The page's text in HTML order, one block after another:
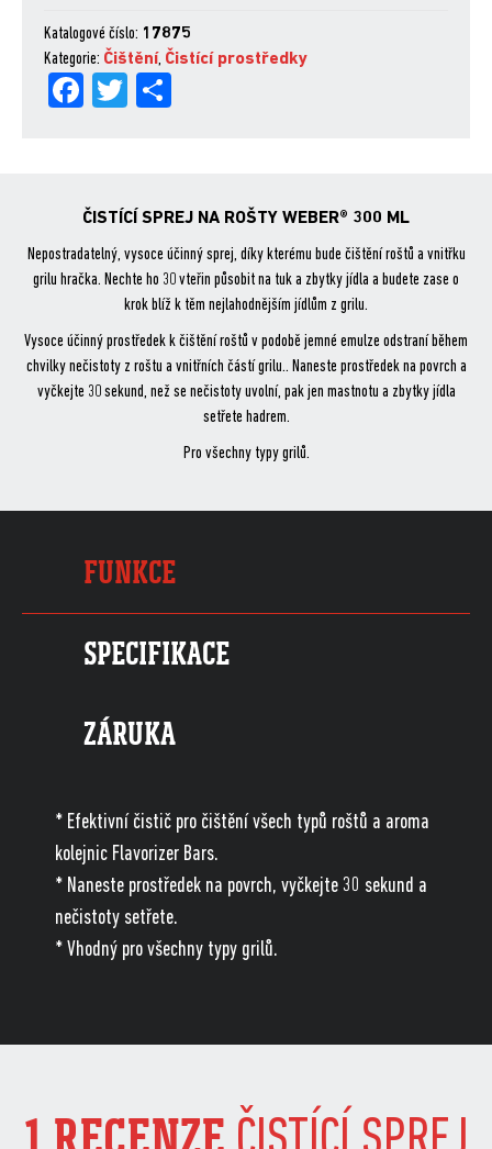
hodnocení
zákazníka
Katalogové číslo: 17875
Kategorie: Čištění, Čistící prostředky
Fa
Tw
ČISTÍCÍ SPREJ NA ROŠTY WEBER® 300 ML
Nepostradatelný, vysoce účinný sprej, díky kterému bude čištění roštů a vnitřku
grilu hračka. Nechte ho 30 vteřin působit na tuk a zbytky jídla a budete zase o
krok blíž k těm nejlahodnějším jídlům z grilu.
Vysoce účinný prostředek k čištění roštů v podobě jemné emulze odstraní během
chvilky nečistoty z roštu a vnitřních částí grilu.. Naneste prostředek na povrch a
vyčkejte 30 sekund, než se nečistoty uvolní, pak jen mastnotu a zbytky jídla
setřete hadrem.
Pro všechny typy grilů.
FUNKCE
SPECIFIKACE
ZÁRUKA
* Efektivní čistič pro čištění všech typů roštů a aroma
kolejnic Flavorizer Bars.
* Naneste prostředek na povrch, vyčkejte 30 sekund a
nečistoty setřete.
* Vhodný pro všechny typy grilů.